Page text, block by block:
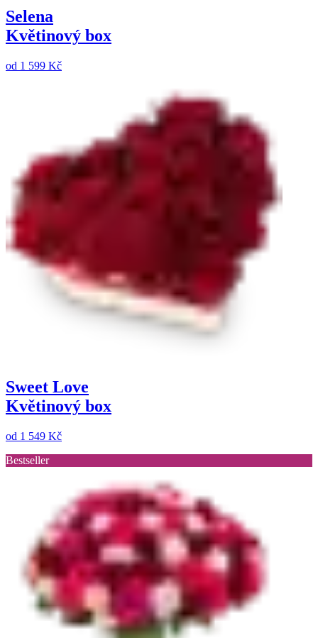
Selena
Květinový box
od 1 599 Kč
Sweet Love
Květinový box
od 1 549 Kč
Bestseller